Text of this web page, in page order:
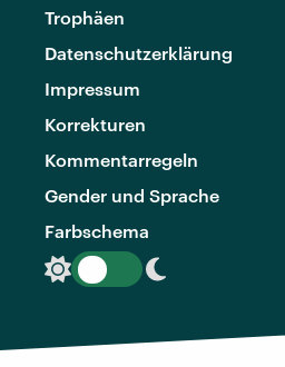
Trophäen
Datenschutzerklärung
Impressum
Korrekturen
Kommentarregeln
Gender und Sprache
Farbschema